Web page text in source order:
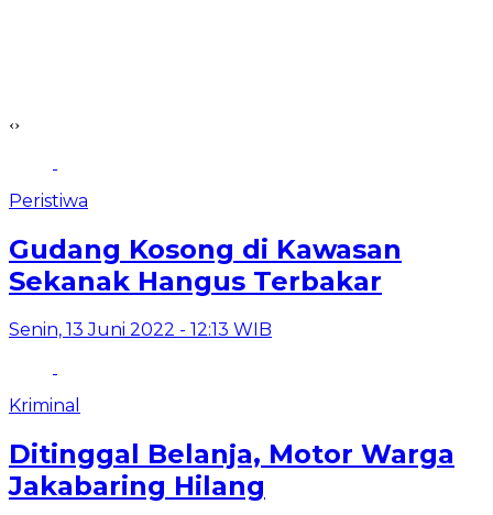
‹›
Peristiwa
Gudang Kosong di Kawasan
Sekanak Hangus Terbakar
Senin, 13 Juni 2022 - 12:13 WIB
Kriminal
Ditinggal Belanja, Motor Warga
Jakabaring Hilang